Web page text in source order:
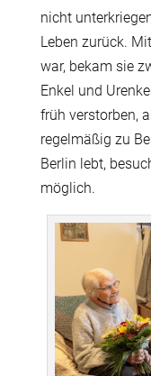
nicht
Leben zurück.
war, bekam sie
Enkel und
früh verstorben,
regelmäßig zu
Berlin lebt,
möglich.